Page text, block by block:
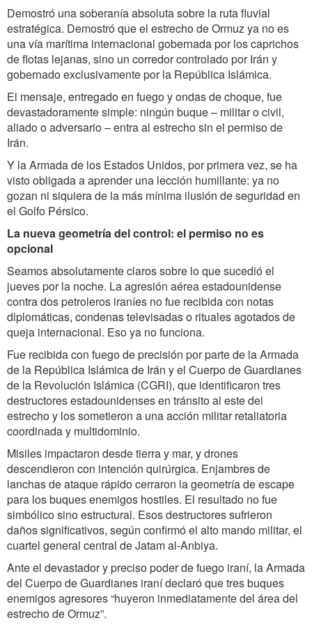
Demostró una soberanía absoluta sobre la ruta fluvial
estratégica. Demostró que el estrecho de Ormuz ya no es
una vía marítima internacional gobernada por los caprichos
de flotas lejanas, sino un corredor controlado por Irán y
gobernado exclusivamente por la República Islámica.
El mensaje, entregado en fuego y ondas de choque, fue
devastadoramente simple: ningún buque – militar o civil,
aliado o adversario – entra al estrecho sin el permiso de
Irán.
Y la Armada de los Estados Unidos, por primera vez, se ha
visto obligada a aprender una lección humillante: ya no
gozan ni siquiera de la más mínima ilusión de seguridad en
el Golfo Pérsico.
La nueva geometría del control: el permiso no es
opcional
Seamos absolutamente claros sobre lo que sucedió el
jueves por la noche. La agresión aérea estadounidense
contra dos petroleros iraníes no fue recibida con notas
diplomáticas, condenas televisadas o rituales agotados de
queja internacional. Eso ya no funciona.
Fue recibida con fuego de precisión por parte de la Armada
de la República Islámica de Irán y el Cuerpo de Guardianes
de la Revolución Islámica (CGRI), que identificaron tres
destructores estadounidenses en tránsito al este del
estrecho y los sometieron a una acción militar retaliatoria
coordinada y multidominio.
Misiles impactaron desde tierra y mar, y drones
descendieron con intención quirúrgica. Enjambres de
lanchas de ataque rápido cerraron la geometría de escape
para los buques enemigos hostiles. El resultado no fue
simbólico sino estructural. Esos destructores sufrieron
daños significativos, según confirmó el alto mando militar, el
cuartel general central de Jatam al-Anbiya.
Ante el devastador y preciso poder de fuego iraní, la Armada
del Cuerpo de Guardianes iraní declaró que tres buques
enemigos agresores “huyeron inmediatamente del área del
estrecho de Ormuz”.